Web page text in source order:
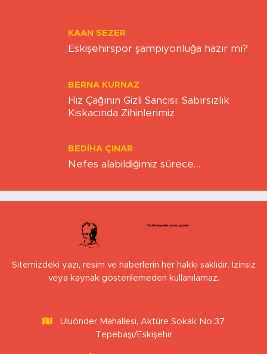
KAAN SEZER
Eskişehirspor şampiyonluğa hazır mı?
BERNA KURNAZ
Hız Çağının Gizli Sancısı: Sabırsızlık
Kıskacında Zihinlerimiz
BEDIHA ÇINAR
Nefes alabildiğimiz sürece…
Sitemizdeki yazı, resim ve haberlerin her hakkı saklıdır. İzinsiz
veya kaynak gösterilemeden kullanılamaz.
Uluönder Mahallesi, Aktüre Sokak No:37
Tepebaşı/Eskişehir